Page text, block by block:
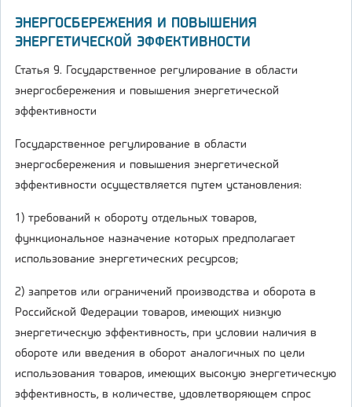
ЭНЕРГОСБЕРЕЖЕНИЯ И ПОВЫШЕНИЯ
ЭНЕРГЕТИЧЕСКОЙ ЭФФЕКТИВНОСТИ
Статья 9. Государственное регулирование в области
энергосбережения и повышения энергетической
эффективности
Государственное регулирование в области
энергосбережения и повышения энергетической
эффективности осуществляется путем установления:
1) требований к обороту отдельных товаров,
функциональное назначение которых предполагает
использование энергетических ресурсов;
2) запретов или ограничений производства и оборота в
Российской Федерации товаров, имеющих низкую
энергетическую эффективность, при условии наличия в
обороте или введения в оборот аналогичных по цели
использования товаров, имеющих высокую энергетическую
эффективность, в количестве, удовлетворяющем спрос